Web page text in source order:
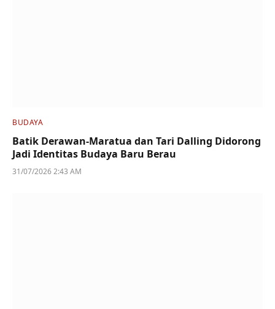
BUDAYA
Batik Derawan-Maratua dan Tari Dalling Didorong
Jadi Identitas Budaya Baru Berau
31/07/2026 2:43 AM